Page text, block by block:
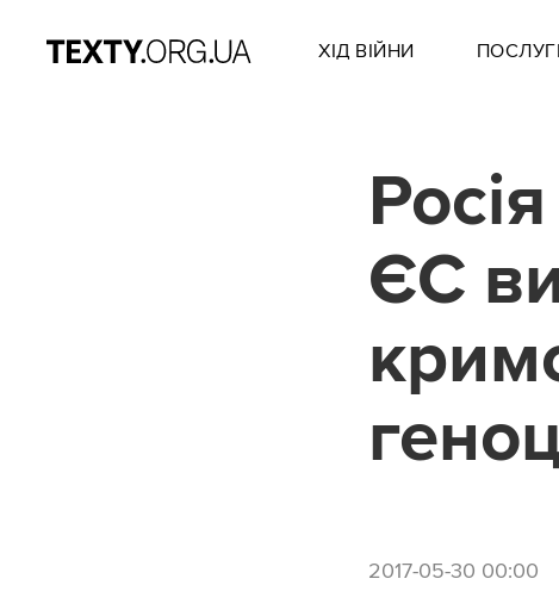
ХІД ВІЙНИ
ЄС
2017-05-30 00:00